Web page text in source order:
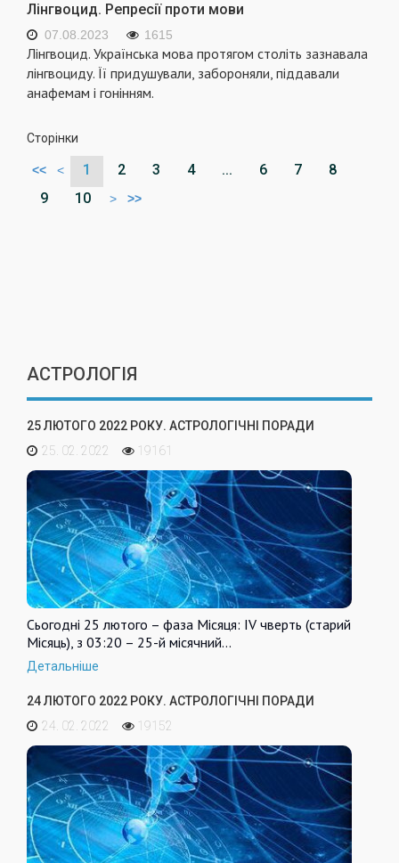
Лінгвоцид. Репресії проти мови
07.08.2023 1615
Лінгвоцид. Українська мова протягом століть зазнавала
лінгвоциду. Її придушували, забороняли, піддавали
анафемам і гонінням.
Сторінки
<< < 1 2 3 4 ... 6 7
8
9
10 > >>
АСТРОЛОГІЯ
25 ЛЮТОГО 2022 РОКУ. АСТРОЛОГІЧНІ ПОРАДИ
25. 02. 2022
19161
Сьогодні 25 лютого – фаза Місяця: IV чверть (старий
Місяць), з 03:20 – 25-й місячний…
Детальніше
24 ЛЮТОГО 2022 РОКУ. АСТРОЛОГІЧНІ ПОРАДИ
24. 02. 2022
19152